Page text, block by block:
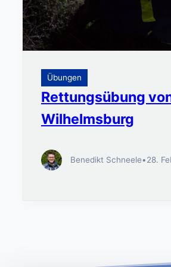
Übungen
Rettungsübung
Wilhelmsburg
Benedikt Schneele•28.